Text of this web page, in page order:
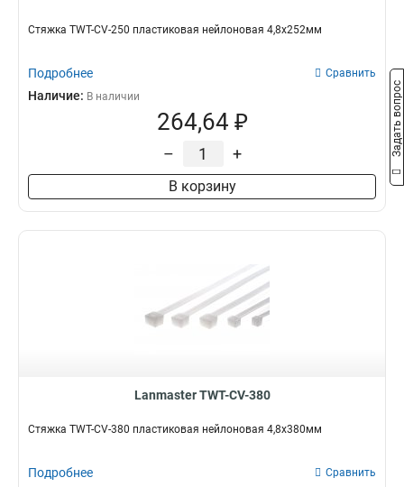
Стяжка TWT-CV-250 пластиковая нейлоновая 4,8х252мм
Подробнее Сравнить
Наличие: В наличии
264,64 ₽
– +
В корзину
Lanmaster TWT-CV-380
Стяжка TWT-CV-380 пластиковая нейлоновая 4,8х380мм
Подробнее Сравнить
Задать вопрос